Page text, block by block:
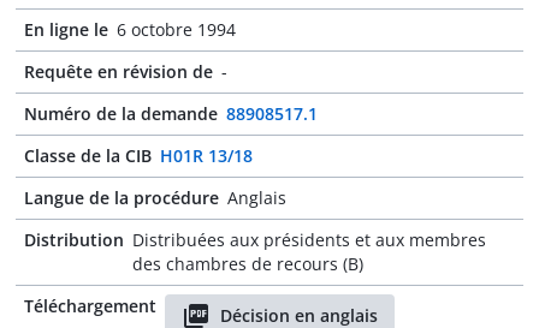
En ligne le 6 octobre 1994
Requête en révision de -
Numéro de la demande 88908517.1
Classe de la CIB H01R 13/18
Langue de la procédure Anglais
Distribution Distribuées aux présidents et aux membres
des chambres de recours (B)
Téléchargement
Décision en anglais